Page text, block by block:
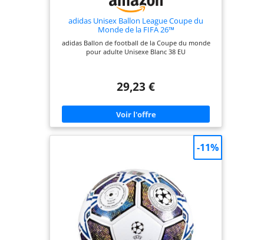
adidas Unisex Ballon League Coupe du
Monde de la FIFA 26™
adidas Ballon de football de la Coupe du monde
pour adulte Unisexe Blanc 38 EU
29,23 €
-11%